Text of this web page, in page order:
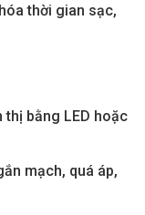
thời gian sạc,
thị bằng LED hoặc
mạch, quá áp,